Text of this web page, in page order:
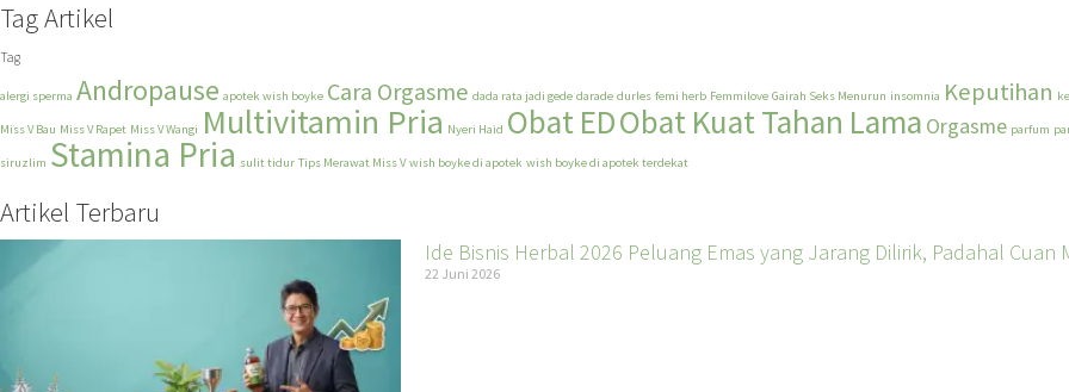
Tag Artikel
Tag
alergi sperma Andropause apotek wish boyke Cara Orgasme dada rata jadi gede darade durles femi herb Femmilove Gairah Seks Menurun insomnia Keputihan
Miss V Bau Miss V Rapet Miss V Wangi Multivitamin Pria Nyeri Haid Obat EDObat Kuat Tahan Lama Orgasme parfum
siruzlim Stamina Pria sulit tidur Tips Merawat Miss V wish boyke di apotek wish boyke di apotek terdekat
Artikel Terbaru
Ide Bisnis Herbal 2026 Peluang Emas yang Jarang Dilirik, Padahal Cuan
22 Juni 2026